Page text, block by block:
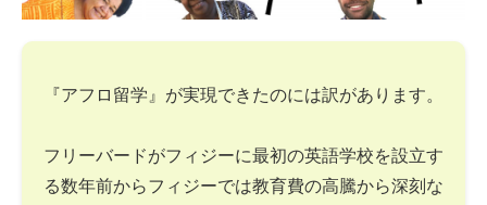
『アフロ留学』が実現できたのには訳があります。
フリーバードがフィジーに最初の英語学校を設立す
る数年前からフィジーでは教育費の高騰から深刻な